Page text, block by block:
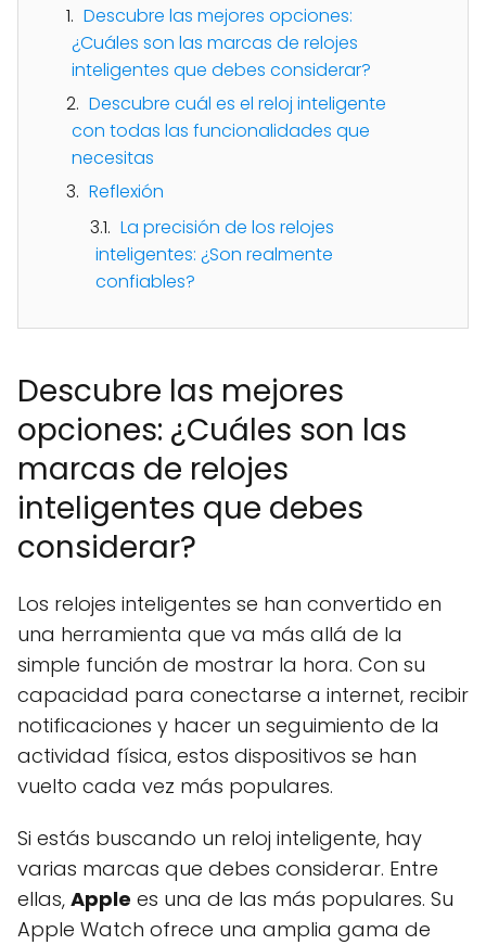
Descubre las mejores opciones:
¿Cuáles son las marcas de relojes
inteligentes que debes considerar?
Descubre cuál es el reloj inteligente
con todas las funcionalidades que
necesitas
Reflexión
La precisión de los relojes
inteligentes: ¿Son realmente
confiables?
Descubre las mejores
opciones: ¿Cuáles son las
marcas de relojes
inteligentes que debes
considerar?
Los relojes inteligentes se han convertido en
una herramienta que va más allá de la
simple función de mostrar la hora. Con su
capacidad para conectarse a internet, recibir
notificaciones y hacer un seguimiento de la
actividad física, estos dispositivos se han
vuelto cada vez más populares.
Si estás buscando un reloj inteligente, hay
varias marcas que debes considerar. Entre
ellas, Apple es una de las más populares. Su
Apple Watch ofrece una amplia gama de